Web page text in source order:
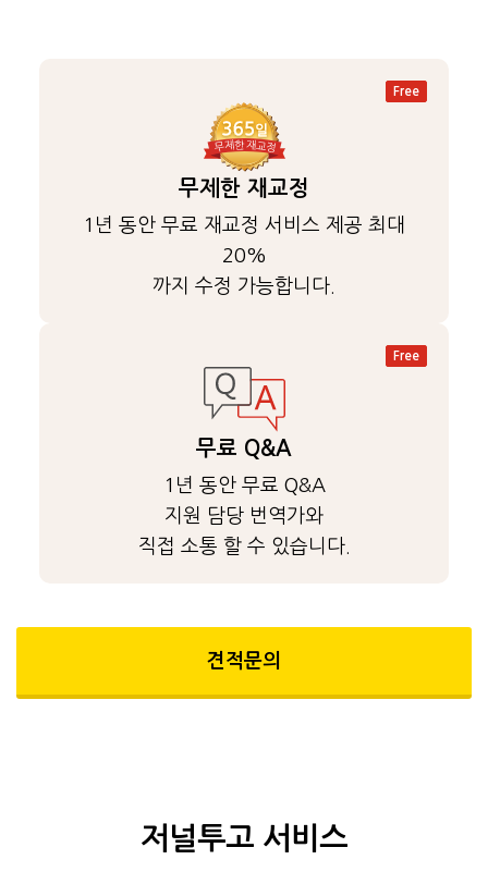
무제한 재교정
1년 동안 무료 재교정 서비스 제공 최대
20%
까지 수정 가능합니다.
Free
무료 Q&A
1년 동안 무료 Q&A
지원 담당 번역가와
직접 소통 할 수 있습니다.
Free
견적문의
저널투고 서비스